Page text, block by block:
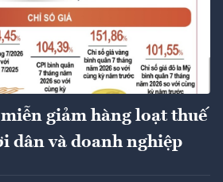
giảm hàng loạt thuế
dân và doanh nghiệp